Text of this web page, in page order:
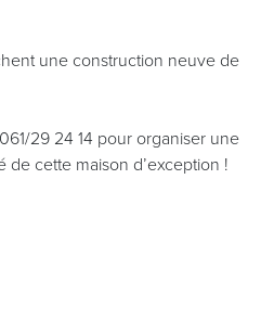
une construction neuve de
29 24 14 pour organiser une
de cette maison d’exception !